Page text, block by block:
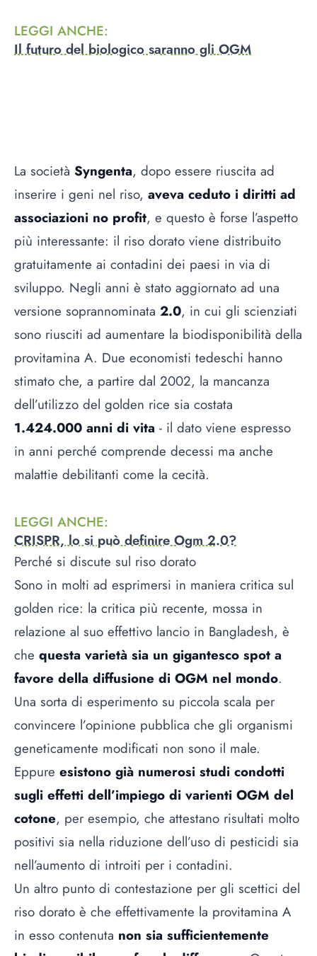
LEGGI ANCHE:
Il futuro del biologico saranno gli OGM
La società Syngenta, dopo essere riuscita ad
inserire i geni nel riso, aveva ceduto i diritti ad
associazioni no profit, e questo è forse l’aspetto
più interessante: il riso dorato viene distribuito
gratuitamente ai contadini dei paesi in via di
sviluppo. Negli anni è stato aggiornato ad una
versione soprannominata 2.0, in cui gli scienziati
sono riusciti ad aumentare la biodisponibilità della
provitamina A. Due economisti tedeschi hanno
stimato che, a partire dal 2002, la mancanza
dell’utilizzo del golden rice sia costata
1.424.000 anni di vita - il dato viene espresso
in anni perché comprende decessi ma anche
malattie debilitanti come la cecità.
LEGGI ANCHE:
CRISPR, lo si può definire Ogm 2.0?
Perché si discute sul riso dorato
Sono in molti ad esprimersi in maniera critica sul
golden rice: la critica più recente, mossa in
relazione al suo effettivo lancio in Bangladesh, è
che questa varietà sia un gigantesco spot a
favore della diffusione di OGM nel mondo.
Una sorta di esperimento su piccola scala per
convincere l’opinione pubblica che gli organismi
geneticamente modificati non sono il male.
Eppure esistono già numerosi studi condotti
sugli effetti dell’impiego di varienti OGM del
cotone, per esempio, che attestano risultati molto
positivi sia nella riduzione dell’uso di pesticidi sia
nell’aumento di introiti per i contadini.
Un altro punto di contestazione per gli scettici del
riso dorato è che effettivamente la provitamina A
in esso contenuta non sia sufficientemente